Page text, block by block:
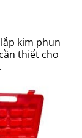
kim phun
thiết cho